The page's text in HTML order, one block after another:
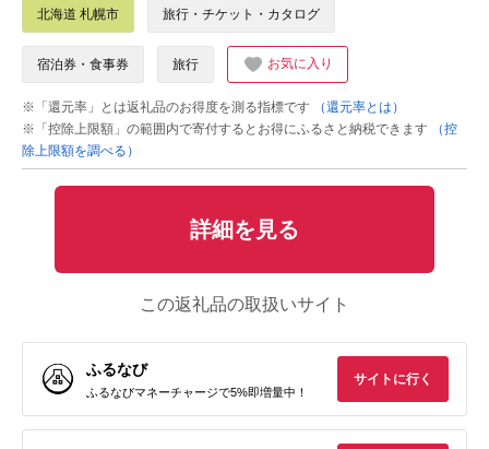
北海道 札幌市 旅行・チケット・カタログ
宿泊券・食事券 旅行 お気に入り
※「還元率」とは返礼品のお得度を測る指標です
（還元率とは）
※「控除上限額」の範囲内で寄付するとお得にふるさと納税できます
（控
除上限額を調べる）
詳細を見る
この返礼品の取扱いサイト
ふるなび
ふるなびマネーチャージで5%即増量中！
サイトに行く